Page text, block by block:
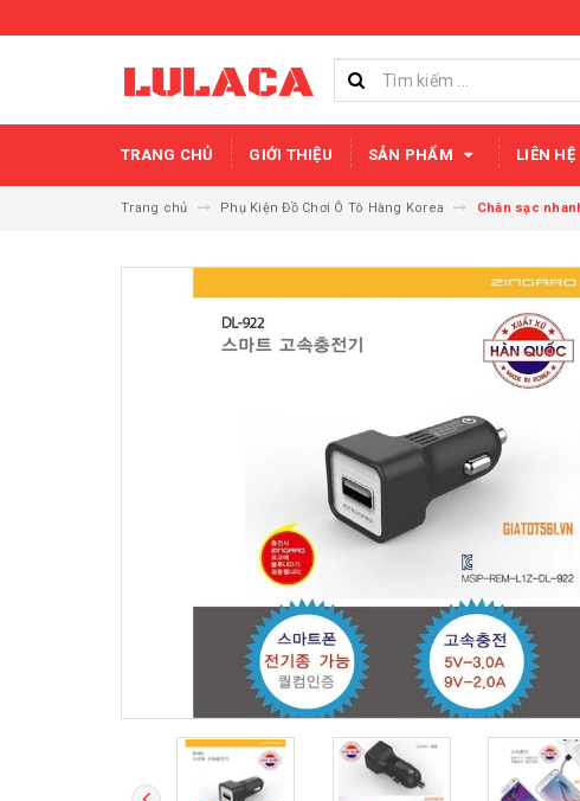
TRANG CHỦ GIỚI THIỆU SẢN PHẨM LIÊN HỆ
Trang chủ Phụ Kiện Đồ Chơi Ô Tô Hàng Korea Chân sạc